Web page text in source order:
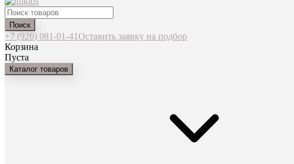
Поиск
+7 (926) 081-01-41Оставить заявку на подбор
Корзина
Пуста
Каталог товаров